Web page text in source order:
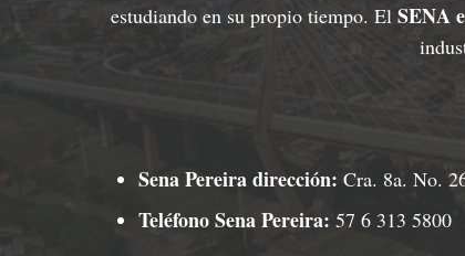
estudiando en su propio tiempo. El SENA
Sena Pereira dirección: Cra. 8a. No.
Teléfono Sena Pereira​: 57 6 313 5800